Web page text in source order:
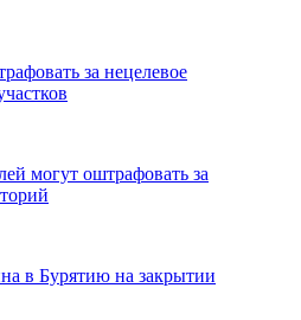
за нецелевое
могут оштрафовать за
в Бурятию на закрытии